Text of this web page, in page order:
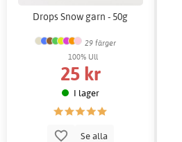
Drops Snow garn - 50g
29 färger
100% Ull
25 kr
I lager
Se alla